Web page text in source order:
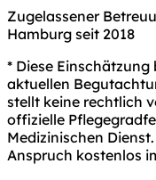
Zugelassener
Hamburg seit 2018
* Diese
aktuellen
stellt keine rechtlich
offizielle
Medizinischen
Anspruch kostenlos